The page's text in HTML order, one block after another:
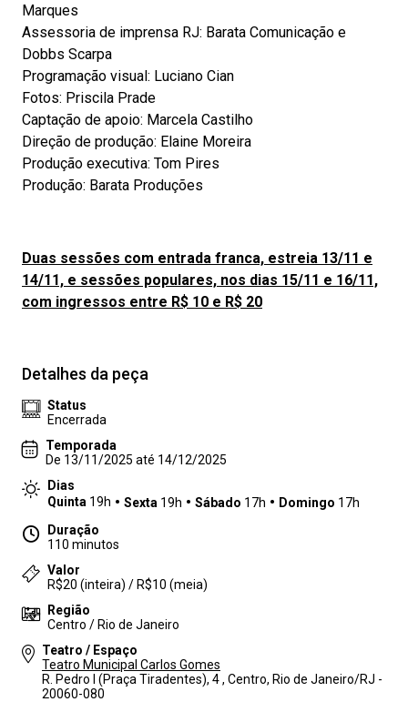
Marques
Assessoria de imprensa RJ: Barata Comunicação e
Dobbs Scarpa
Programação visual: Luciano Cian
Fotos: Priscila Prade
Captação de apoio: Marcela Castilho
Direção de produção: Elaine Moreira
Produção executiva: Tom Pires
Produção: Barata Produções
Duas sessões com entrada franca, estreia 13/11 e
14/11, e sessões populares, nos dias 15/11 e 16/11,
com ingressos entre R$ 10 e R$ 20
Detalhes da peça
Status
Encerrada
Temporada
De 13/11/2025 até 14/12/2025
Dias
Quinta 19h Sexta 19h Sábado 17h Domingo 17h
Duração
110 minutos
Valor
R$20 (inteira) / R$10 (meia)
Região
Centro / Rio de Janeiro
Teatro / Espaço
Teatro Municipal Carlos Gomes
R. Pedro I (Praça Tiradentes), 4 , Centro, Rio de Janeiro/RJ -
20060-080